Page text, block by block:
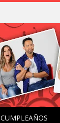
CUMPLEAÑOS